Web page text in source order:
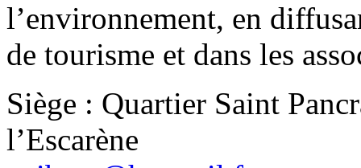
l’environnement, en
de tourisme et dans les
Siège : Quartier Saint
l’Escarène